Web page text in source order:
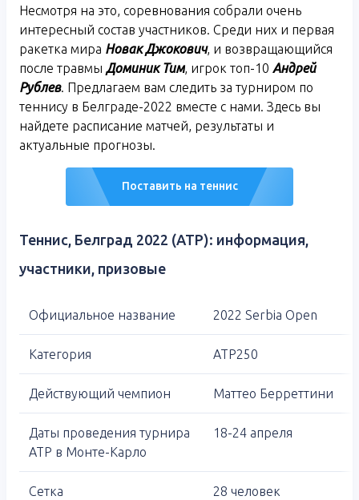
Несмотря на это, соревнования собрали очень
интересный состав участников. Среди них и первая
ракетка мира Новак Джокович, и возвращающийся
после травмы Доминик Тим, игрок топ-10 Андрей
Рублев. Предлагаем вам следить за турниром по
теннису в Белграде-2022 вместе с нами. Здесь вы
найдете расписание матчей, результаты и
актуальные прогнозы.
Поставить на теннис
Теннис, Белград 2022 (ATP): информация,
участники, призовые
Официальное название 2022 Serbia Open
Категория ATP250
Действующий чемпион Маттео Берреттини
Даты проведения турнира
ATP в Монте-Карло
18-24 апреля
Сетка 28 человек